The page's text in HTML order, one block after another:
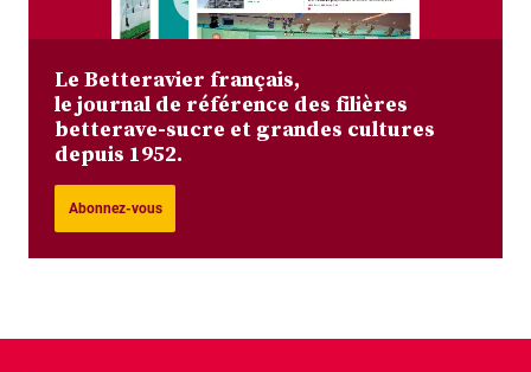
Le Betteravier français,
le journal de référence des filières
betterave-sucre et grandes cultures
depuis 1952.
Abonnez-vous